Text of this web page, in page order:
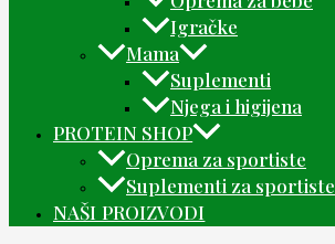
Igračke
Mama
Suplementi
Njega i higijena
PROTEIN SHOP
Oprema za sportiste
Suplementi za sportiste
NAŠI PROIZVODI